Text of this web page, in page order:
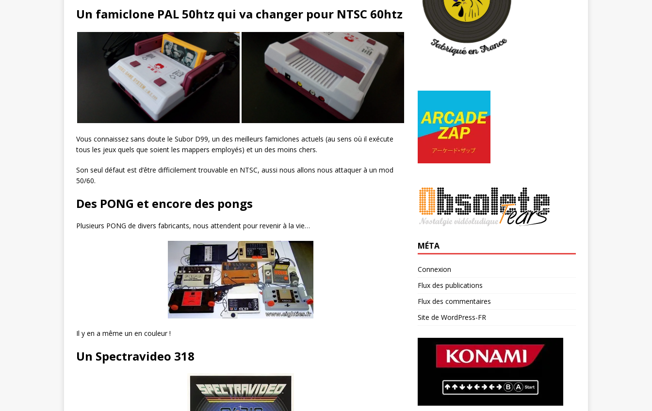
Un famiclone PAL 50htz qui va changer pour NTSC 60htz
Vous connaissez sans doute le Subor D99, un des meilleurs famiclones actuels (au sens où il exécute
tous les jeux quels que soient les mappers employés) et un des moins chers.
Son seul défaut est d’être difficilement trouvable en NTSC, aussi nous allons nous attaquer à un mod
50/60.
Des PONG et encore des pongs
Plusieurs PONG de divers fabricants, nous attendent pour revenir à la vie…
Il y en a même un en couleur !
Un Spectravideo 318
MÉTA
Connexion
Flux des publications
Flux des commentaires
Site de WordPress-FR